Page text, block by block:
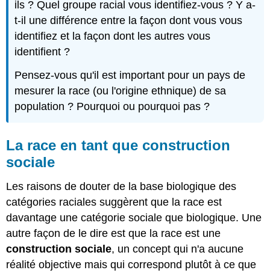
ils ? Quel groupe racial vous identifiez-vous ? Y a-
t-il une différence entre la façon dont vous vous
identifiez et la façon dont les autres vous
identifient ?
Pensez-vous qu'il est important pour un pays de
mesurer la race (ou l'origine ethnique) de sa
population ? Pourquoi ou pourquoi pas ?
La race en tant que construction
sociale
Les raisons de douter de la base biologique des
catégories raciales suggèrent que la race est
davantage une catégorie sociale que biologique. Une
autre façon de le dire est que la race est une
construction sociale, un concept qui n'a aucune
réalité objective mais qui correspond plutôt à ce que